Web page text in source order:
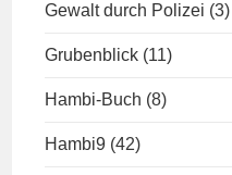
Gewalt durch Polizei (3)
Grubenblick (11)
Hambi-Buch (8)
Hambi9 (42)